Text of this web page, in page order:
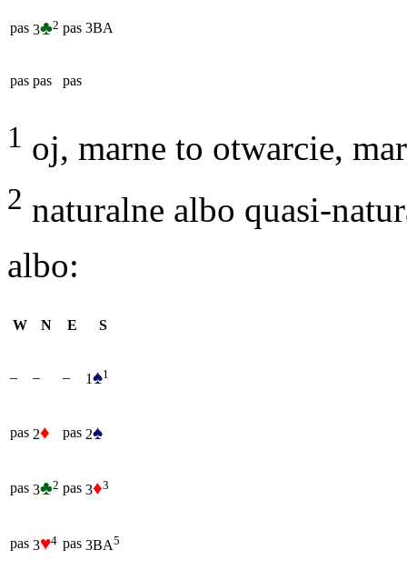
pas 3♣2 pas 3BA
pas pas pas
1 oj, marne to otwarcie,
2 naturalne albo quasi-
albo:
W N E S
– – – 1♠1
pas 2♦ pas 2♠
pas 3♣2 pas 3♦3
pas 3♥4 pas 3BA5